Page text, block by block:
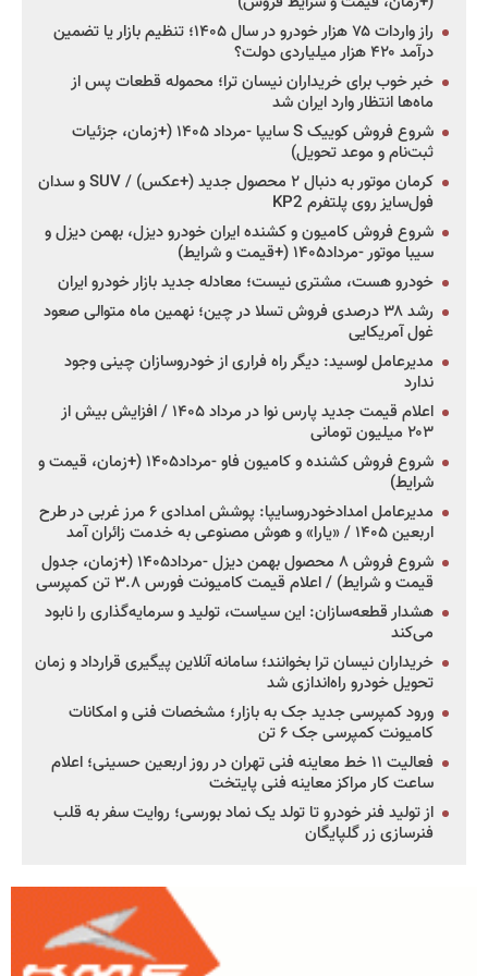
راز واردات ۷۵ هزار خودرو در سال ۱۴۰۵؛ تنظیم بازار یا تضمین
درآمد ۴۲۰ هزار میلیاردی دولت؟
خبر خوب برای خریداران نیسان ترا؛ محموله قطعات پس از
ماه‌ها انتظار وارد ایران شد
شروع فروش کوییک S سایپا -مرداد ۱۴۰۵ (+زمان، جزئیات
ثبت‌نام و موعد تحویل)
کرمان موتور به دنبال ۲ محصول جدید (+عکس) / SUV و سدان
فول‌سایز روی پلتفرم KP2
شروع فروش کامیون و کشنده ایران خودرو دیزل، بهمن دیزل و
سیبا موتور -مرداد۱۴۰۵ (+قیمت و شرایط)
خودرو هست، مشتری نیست؛ معادله جدید بازار خودرو ایران
رشد ۳۸ درصدی فروش تسلا در چین؛ نهمین ماه متوالی صعود
غول آمریکایی
مدیرعامل لوسید: دیگر راه فراری از خودروسازان چینی وجود
ندارد
اعلام قیمت جدید پارس نوا در مرداد ۱۴۰۵ / افزایش بیش از
۲۰۳ میلیون تومانی
شروع فروش کشنده و کامیون فاو -مرداد۱۴۰۵ (+زمان، قیمت و
شرایط)
مدیرعامل امدادخودروسایپا: پوشش امدادی ۶ مرز غربی در طرح
اربعین ۱۴۰۵ / «یارا» و هوش مصنوعی به خدمت زائران آمد
شروع فروش ۸ محصول بهمن دیزل -مرداد۱۴۰۵ (+زمان، جدول
قیمت و شرایط) / اعلام قیمت کامیونت فورس ۳.۸ تن کمپرسی
هشدار قطعه‌سازان: این سیاست، تولید و سرمایه‌گذاری را نابود
می‌کند
خریداران نیسان ترا بخوانند؛ سامانه آنلاین پیگیری قرارداد و زمان
تحویل خودرو راه‌اندازی شد
ورود کمپرسی جدید جک به بازار؛ مشخصات فنی و امکانات
کامیونت کمپرسی جک ۶ تن
فعالیت ۱۱ خط معاینه فنی تهران در روز اربعین حسینی؛ اعلام
ساعت کار مراکز معاینه فنی پایتخت
از تولید فنر خودرو تا تولد یک نماد بورسی؛ روایت سفر به قلب
فنرسازی زر گلپایگان